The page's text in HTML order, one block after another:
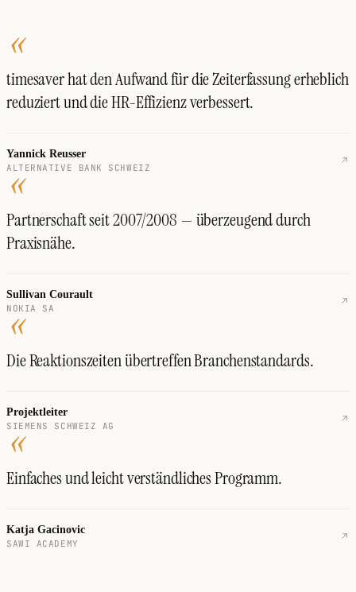
«
timesaver hat den Aufwand für die Zeiterfassung erheblich
reduziert und die HR-Effizienz verbessert.
Yannick Reusser
ALTERNATIVE BANK SCHWEIZ
«
Partnerschaft seit 2007/2008 — überzeugend durch
Praxisnähe.
Sullivan Courault
NOKIA SA
«
Die Reaktionszeiten übertreffen Branchenstandards.
Projektleiter
SIEMENS SCHWEIZ AG
«
Einfaches und leicht verständliches Programm.
Katja Gacinovic
SAWI ACADEMY